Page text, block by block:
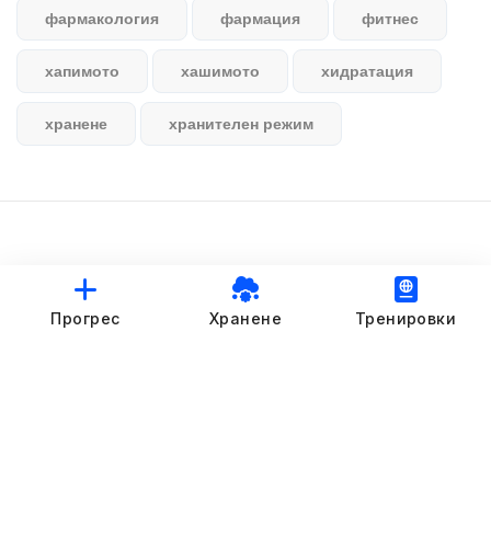
фармакология фармация фитнес
хапимото хашимото хидратация
хранене хранителен режим
© StankovFit Progress App | 2025
Прогрес Хранене Тренировки